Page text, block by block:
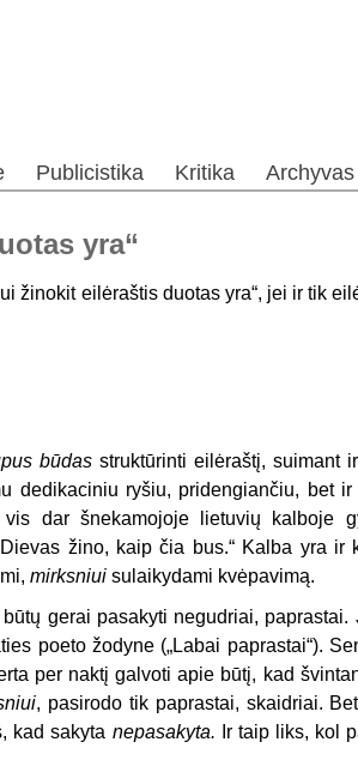
Publicistika Kritika Archyvas
yra“
žinokit eilėraštis duotas yra“, jei ir tik
būdas struktūrinti eilėraštį, suimant
dedikaciniu ryšiu, pridengiančiu, bet
dar šnekamojoje lietuvių kalboje
žino, kaip čia bus.“ Kalba yra ir
mirksniui sulaikydami kvėpavimą.
gerai pasakyti negudriai, paprastai.
poeto žodyne („Labai paprastai“).
per naktį galvoti apie būtį, kad
, pasirodo tik paprastai, skaidriai.
kad sakyta nepasakyta.
Ir taip liks, kol